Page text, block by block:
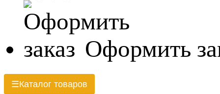
Оформить
☰Каталог товаров